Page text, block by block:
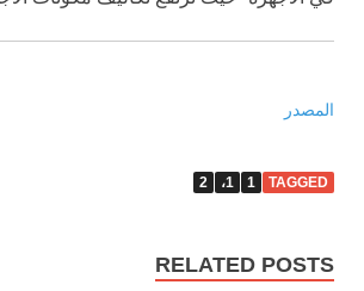
المصدر
TAGGED
1 1، 2
RELATED POSTS